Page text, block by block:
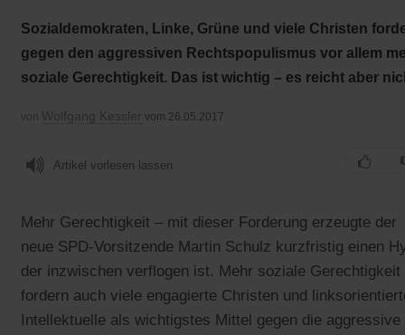
einem
neuen
Tab)
einem
neuen
Tab)
Gleichberechtigung
Künstliche Intelligenz(Öffnet
einem
neuen
Was gibt
Krieg und Frieden(Öffnet
in
einem
Tab)
Gott neu denken Krieg in der Ukraine
Flucht und Migration
Video-Podcast »Veranstaltungen«
Sozialdemokraten, Linke, Grüne und viele Christen
gegen den aggressiven Rechtspopulismus vor allem
soziale Gerechtigkeit. Das ist wichtig – es reicht aber
von Wolfgang Kessler vom 26.05.2017
Artikel vorlesen lassen
Mehr Gerechtigkeit – mit dieser Forderung erzeugte der
neue SPD-Vorsitzende Martin Schulz kurzfristig einen
der inzwischen verflogen ist. Mehr soziale Gerechtigkeit
fordern auch viele engagierte Christen und
Intellektuelle als wichtigstes Mittel gegen die aggressive